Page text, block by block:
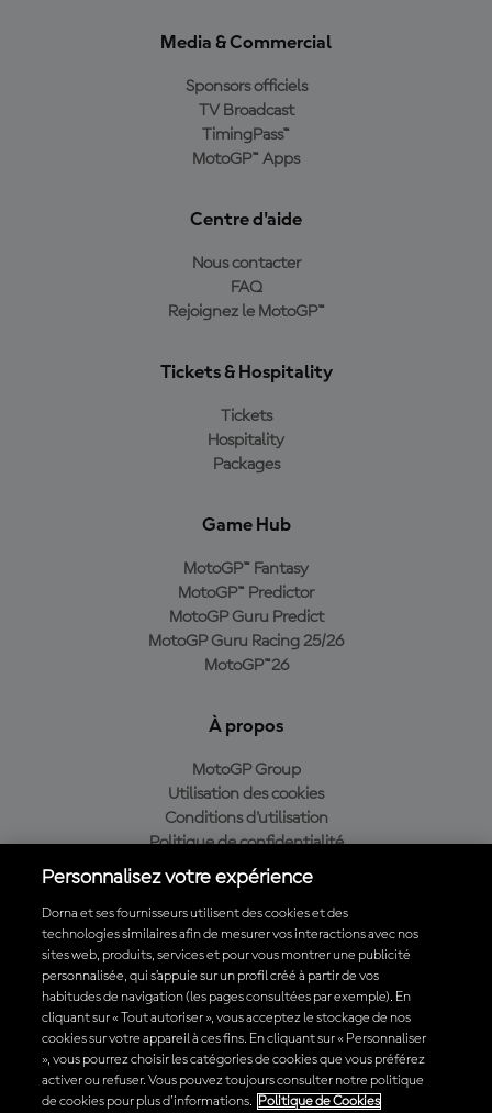
Media & Commercial
Sponsors officiels
TV Broadcast
TimingPass™
MotoGP™ Apps
Centre d'aide
Nous contacter
FAQ
Rejoignez le MotoGP™
Tickets & Hospitality
Tickets
Hospitality
Packages
Game Hub
MotoGP™ Fantasy
MotoGP™ Predictor
MotoGP Guru Predict
MotoGP Guru Racing 25/26
MotoGP™26
À propos
MotoGP Group
Utilisation des cookies
Conditions d'utilisation
Politique de confidentialité
Politique d’achat
Télécharger l'appli officielle du MotoGP™
© 2026 MotoGP Sports Entertainment Group. Tous droits réservés.
Toutes les marques déposées sont la propriété de leurs détenteurs
respectifs.
Personnalisez votre expérience
Dorna et ses fournisseurs utilisent des cookies et des
technologies similaires afin de mesurer vos interactions avec nos
sites web, produits, services et pour vous montrer une publicité
personnalisée, qui s’appuie sur un profil créé à partir de vos
habitudes de navigation (les pages consultées par exemple). En
cliquant sur « Tout autoriser », vous acceptez le stockage de nos
cookies sur votre appareil à ces fins. En cliquant sur « Personnaliser
», vous pourrez choisir les catégories de cookies que vous préférez
activer ou refuser. Vous pouvez toujours consulter notre politique
de cookies pour plus d'informations.
Politique de Cookies